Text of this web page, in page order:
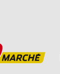
zawartości